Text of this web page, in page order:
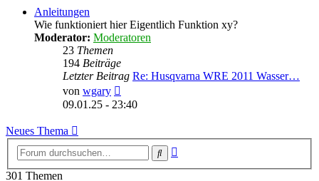
Anleitungen
Wie funktioniert hier Eigentlich Funktion xy?
Moderator: Moderatoren
23 Themen
194 Beiträge
Letzter Beitrag Re: Husqvarna WRE 2011 Wasser…
von wgary
Beitrag
09.01.25 - 23:40
Neues Thema
Suche
301 Themen